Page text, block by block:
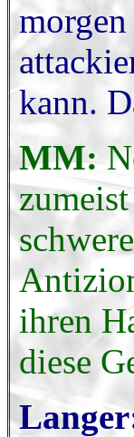
kann.
MM:
ihren
diese